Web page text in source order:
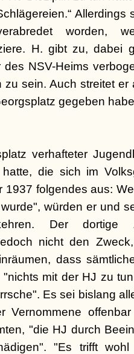
Allerdings
worden,
H. gibt zu, dabei
NSV-Heims
zu sein. Auch streitet
gegeben
verhafteter
die sich im
1937 folgendes aus:
würden er und
Der dortige
nicht den
dass
mit der HJ zu
Es sei bislang
Vernommene
"die HJ durch
"Es trifft